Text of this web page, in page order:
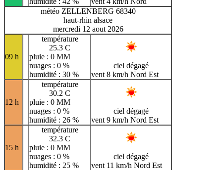
météo ZELLENBERG 68340
haut-rhin alsace
mercredi 12 aout 2026
09 h
température
25.3 C
pluie : 0 MM
nuages : 0 %
humidité : 30 %
ciel dégagé
vent 8 km/h Nord Est
12 h
température
30.2 C
pluie : 0 MM
nuages : 0 %
humidité : 26 %
ciel dégagé
vent 9 km/h Nord Est
15 h
température
32.3 C
pluie : 0 MM
nuages : 0 %
humidité : 25 %
ciel dégagé
vent 11 km/h Nord Est